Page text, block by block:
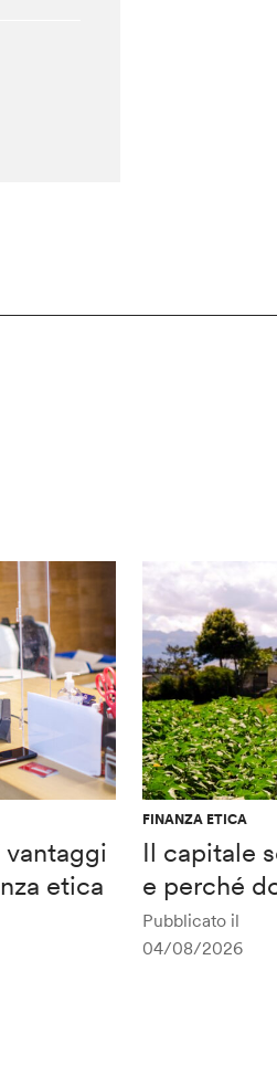
etica
FINANZA ETICA
Il capitale
e perché
Pubblicato il
04/08/2026